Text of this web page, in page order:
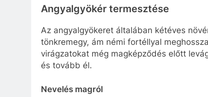
Angyalgyökér termesztése
Az angyalgyökeret általában kétéves
tönkremegy, ám némi fortéllyal
virágzatokat még magképződés előtt
és tovább él.
Nevelés magról